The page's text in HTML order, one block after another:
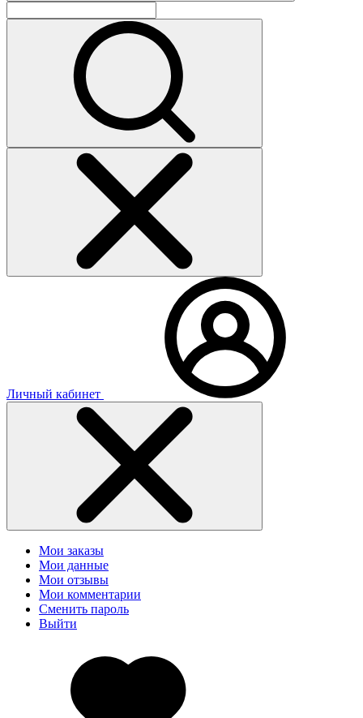
Личный кабинет
Мои заказы
Мои данные
Мои отзывы
Мои комментарии
Сменить пароль
Выйти